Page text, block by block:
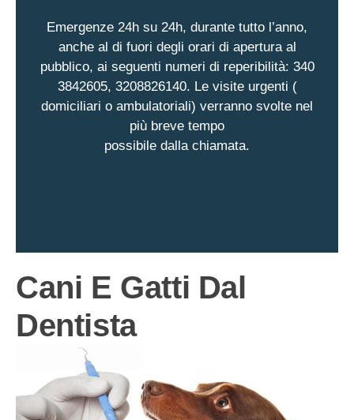
Emergenze 24h su 24h, durante tutto l’anno,
anche al di fuori degli orari di apertura al
pubblico, ai seguenti numeri di reperibilità: 340
3842605, 3208826140. Le visite urgenti (
domiciliari o ambulatoriali) verranno svolte nel
più breve tempo
possibile dalla chiamata.
Cani E Gatti Dal
Dentista